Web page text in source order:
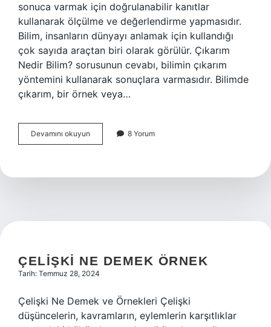
sonuca varmak için doğrulanabilir kanıtlar
kullanarak ölçülme ve değerlendirme yapmasıdır.
Bilim, insanların dünyayı anlamak için kullandığı
çok sayıda araçtan biri olarak görülür. Çıkarım
Nedir Bilim? sorusunun cevabı, bilimin çıkarım
yöntemini kullanarak sonuçlara varmasıdır. Bilimde
çıkarım, bir örnek veya…
Devamını okuyun
nedir
8 Yorum
ÇELIŞKI NE DEMEK ÖRNEK
Tarih: Temmuz 28, 2024
Çelişki Ne Demek ve Örnekleri Çelişki
düşüncelerin, kavramların, eylemlerin karşıtlıklar